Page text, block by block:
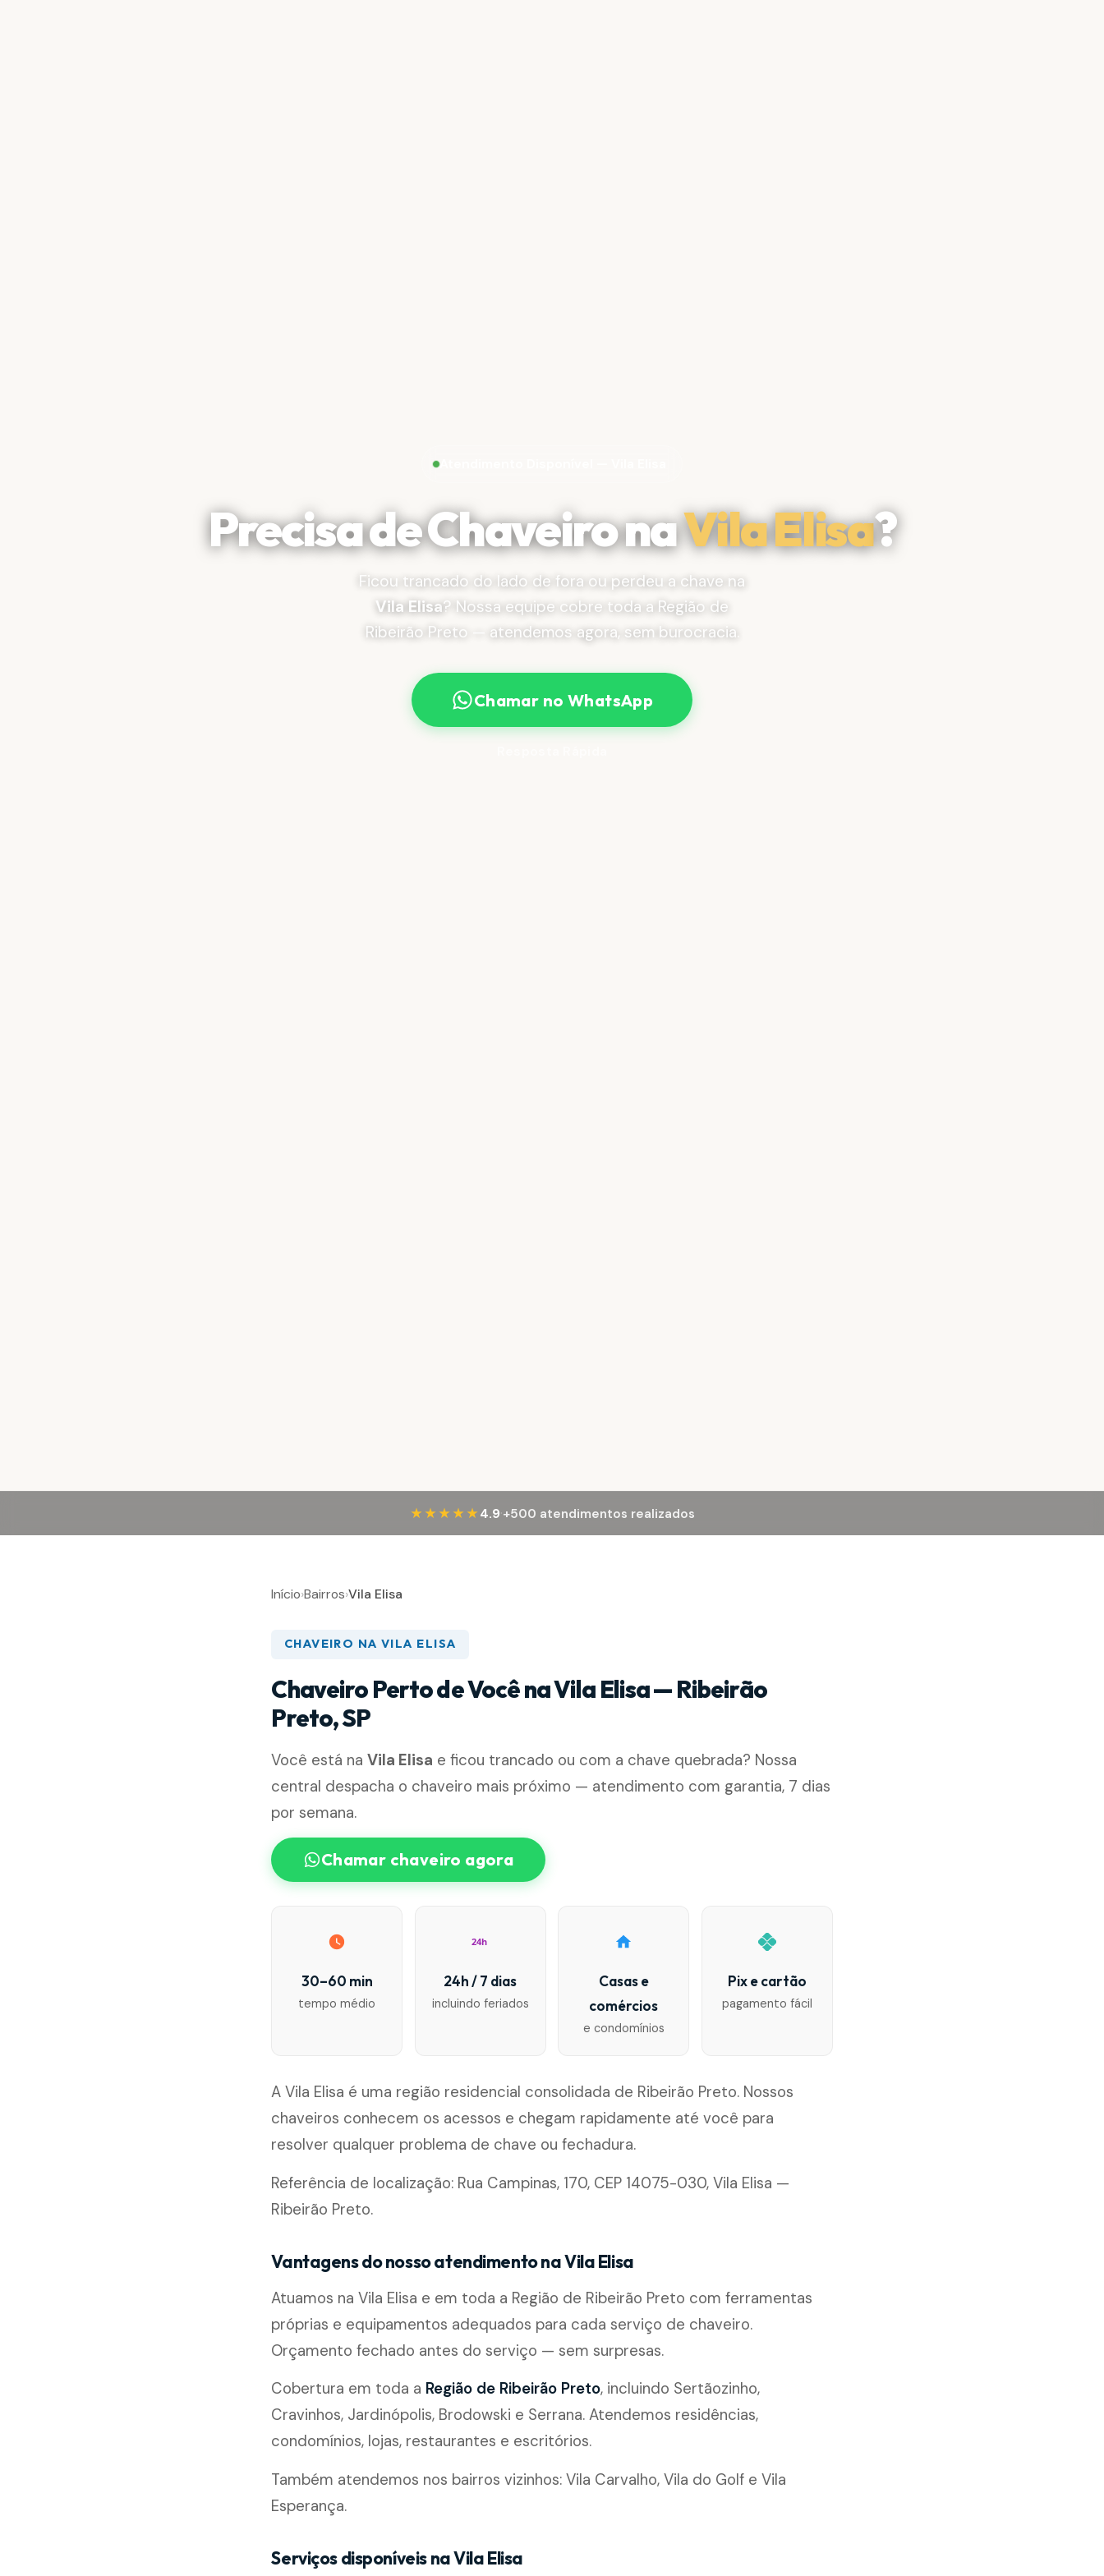
Atendimento Disponível — Vila Elisa
Precisa de Chaveiro naVila Elisa?
Ficou trancado do lado de fora ou perdeu a chave na
Vila Elisa? Nossa equipe cobre toda a Região de
Ribeirão Preto — atendemos agora, sem burocracia.
Chamar no WhatsApp
★★★★★ 4.9·+500 atendimentos realizados
Início›Bairros›Vila Elisa
CHAVEIRO NA VILA ELISA
Chaveiro Perto de Você na Vila Elisa — Ribeirão
Preto, SP
Você está naVila Elisa e ficou trancado ou com a chave quebrada? Nossa
central despacha o chaveiro mais próximo — atendimento com garantia, 7 dias
por semana.
Chamar chaveiro agora
30–60 min
tempo médio
24h
24h / 7 dias
incluindo feriados
Casas e
comércios
e condomínios
Pix e cartão
pagamento fácil
A Vila Elisa é uma região residencial consolidada de Ribeirão Preto. Nossos
chaveiros conhecem os acessos e chegam rapidamente até você para
resolver qualquer problema de chave ou fechadura.
Referência de localização: Rua Campinas, 170, CEP 14075-030, Vila Elisa —
Ribeirão Preto.
Vantagens do nosso atendimento na Vila Elisa
Atuamos na Vila Elisa e em toda a Região de Ribeirão Preto com ferramentas
próprias e equipamentos adequados para cada serviço de chaveiro.
Orçamento fechado antes do serviço — sem surpresas.
Cobertura em toda a Região de Ribeirão Preto, incluindo Sertãozinho,
Cravinhos, Jardinópolis, Brodowski e Serrana. Atendemos residências,
condomínios, lojas, restaurantes e escritórios.
Também atendemos nos bairros vizinhos: Vila Carvalho, Vila do Golf e Vila
Esperança.
Serviços disponíveis na Vila Elisa